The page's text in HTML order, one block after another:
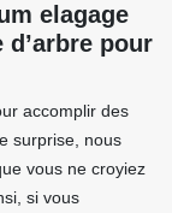
elagage
pour
accomplir des
surprise, nous
vous ne croyiez
si vous